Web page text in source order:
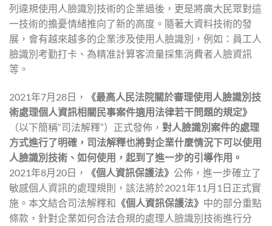
列違規使用人臉識別技術的企業過後，更是將廣大民眾對這
一技術的擔憂情緒推向了新的高度。隨著大資料技術的發
展，會有越來越多的企業涉及使用人臉識別，例如：員工人
臉識別考勤打卡、為精准計算客流量採集消費者人臉資訊
等。
2021年7月28日，
《最高人民法院關於審理使用人臉識別技
術處理個人資訊相關民事案件適用法律若干問題的規定》
（以下簡稱“司法解釋”）正式發佈， 對人臉識別案件的處理
方式進行了明確，司法解釋也將對企業什麼情況下可以使用
人臉識別技術、如何使用，起到了進一步的引導作用。
2021年8月20日，
《個人資訊保護法》 公佈，進一步確立了
敏感個人資訊的處理規則，該法將於2021年11月1日正式實
施。本文結合司法解釋和 《個人資訊保護法》 中的部分重點
條款，針對企業如何合法合規的處理人臉識別技術進行分